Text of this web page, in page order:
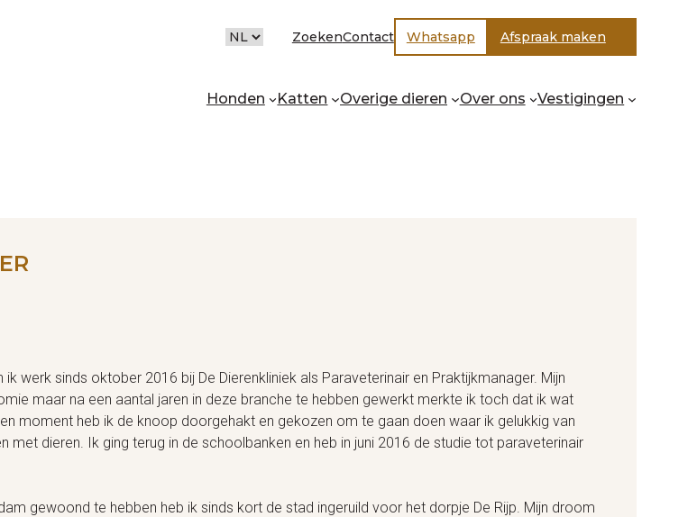
CHOOSE
ZoekenContact Whatsapp Afspraak maken
Honden Katten Overige dieren Over ons Vestigingen
ik werk sinds oktober 2016 bij De Dierenkliniek als Paraveterinair en Praktijkmanager. Mijn
maar na een aantal jaren in deze branche te hebben gewerkt merkte ik toch dat ik wat
moment heb ik de knoop doorgehakt en gekozen om te gaan doen waar ik gelukkig van
met dieren. Ik ging terug in de schoolbanken en heb in juni 2016 de studie tot paraveterinair
gewoond te hebben heb ik sinds kort de stad ingeruild voor het dorpje De Rijp. Mijn droom